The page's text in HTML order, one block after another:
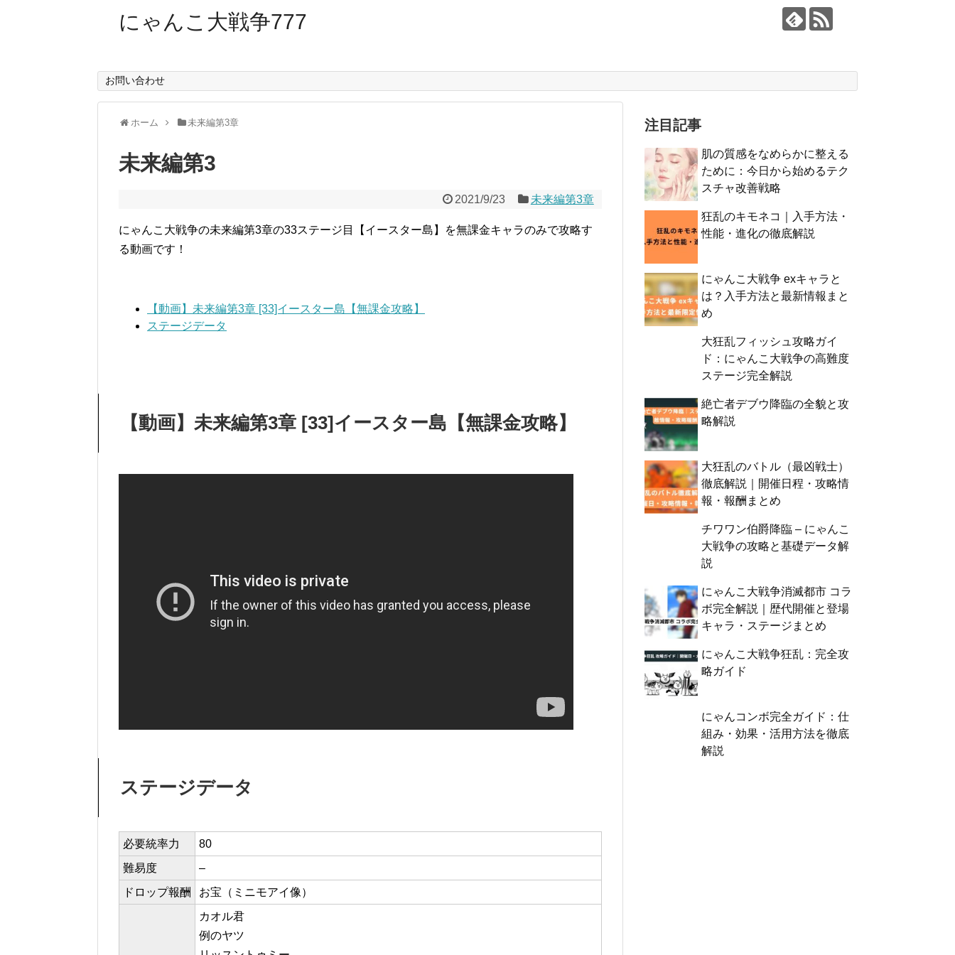
にゃんこ大戦争777
お問い合わせ
ホーム 未来編第3章
未来編第3
2021/9/23 未来編第3章
にゃんこ大戦争の未来編第3章の33ステージ目【イースター島】を無課金キャラのみで攻略す
る動画です！
【動画】未来編第3章 [33]イースター島【無課金攻略】
ステージデータ
【動画】未来編第3章 [33]イースター島【無課金攻略】
ステージデータ
必要統率力
80
難易度
–
ドロップ報酬
お宝（ミニモアイ像）
カオル君
例のヤツ
注目記事
肌の質感をなめらかに整える
ために：今日から始めるテク
スチャ改善戦略
狂乱のキモネコ｜入手方法・
性能・進化の徹底解説
にゃんこ大戦争 exキャラと
は？入手方法と最新情報まと
め
大狂乱フィッシュ攻略ガイ
ド：にゃんこ大戦争の高難度
ステージ完全解説
絶亡者デブウ降臨の全貌と攻
略解説
大狂乱のバトル（最凶戦士）
徹底解説｜開催日程・攻略情
報・報酬まとめ
チワワン伯爵降臨 – にゃんこ
大戦争の攻略と基礎データ解
説
にゃんこ大戦争消滅都市 コラ
ボ完全解説｜歴代開催と登場
キャラ・ステージまとめ
にゃんこ大戦争狂乱：完全攻
略ガイド
にゃんコンボ完全ガイド：仕
組み・効果・活用方法を徹底
解説